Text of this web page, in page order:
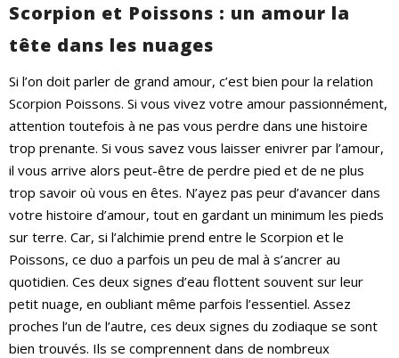
Scorpion et Poissons : un amour la
tête dans les nuages
Si l’on doit parler de grand amour, c’est bien pour la relation
Scorpion Poissons. Si vous vivez votre amour passionnément,
attention toutefois à ne pas vous perdre dans une histoire
trop prenante. Si vous savez vous laisser enivrer par l’amour,
il vous arrive alors peut-être de perdre pied et de ne plus
trop savoir où vous en êtes. N’ayez pas peur d’avancer dans
votre histoire d’amour, tout en gardant un minimum les pieds
sur terre. Car, si l’alchimie prend entre le Scorpion et le
Poissons, ce duo a parfois un peu de mal à s’ancrer au
quotidien. Ces deux signes d’eau flottent souvent sur leur
petit nuage, en oubliant même parfois l’essentiel. Assez
proches l’un de l’autre, ces deux signes du zodiaque se sont
bien trouvés. Ils se comprennent dans de nombreux